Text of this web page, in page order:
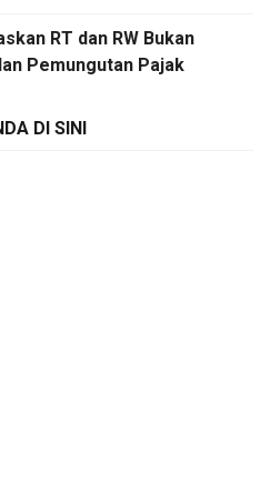
RT dan RW Bukan
Pemungutan Pajak
DI SINI